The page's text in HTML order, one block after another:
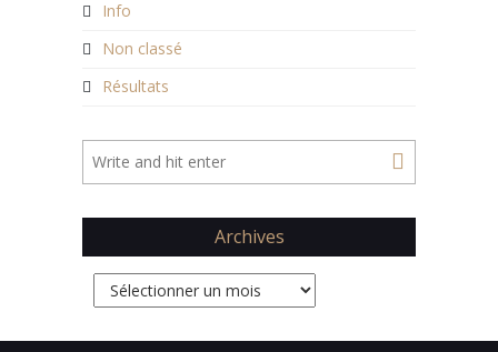
Info
Non classé
Résultats
Archives
Archives